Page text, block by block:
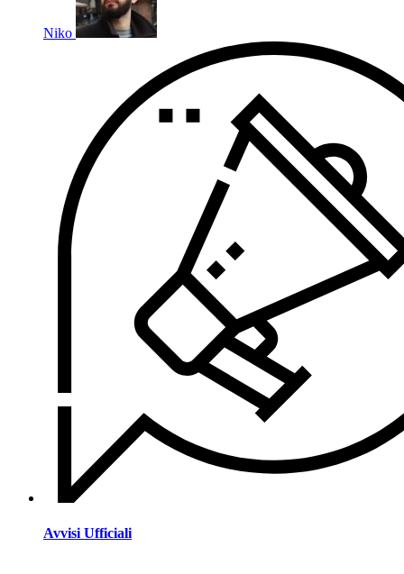
Niko
Avvisi Ufficiali